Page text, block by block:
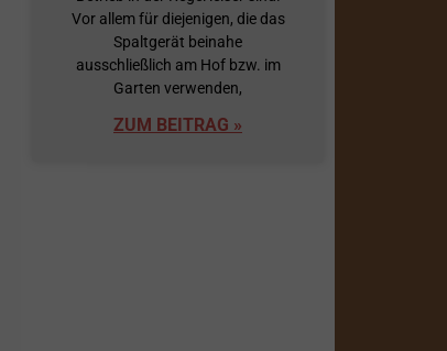
Vor allem für diejenigen, die das
Spaltgerät beinahe
ausschließlich am Hof bzw. im
Garten verwenden,
ZUM BEITRAG »